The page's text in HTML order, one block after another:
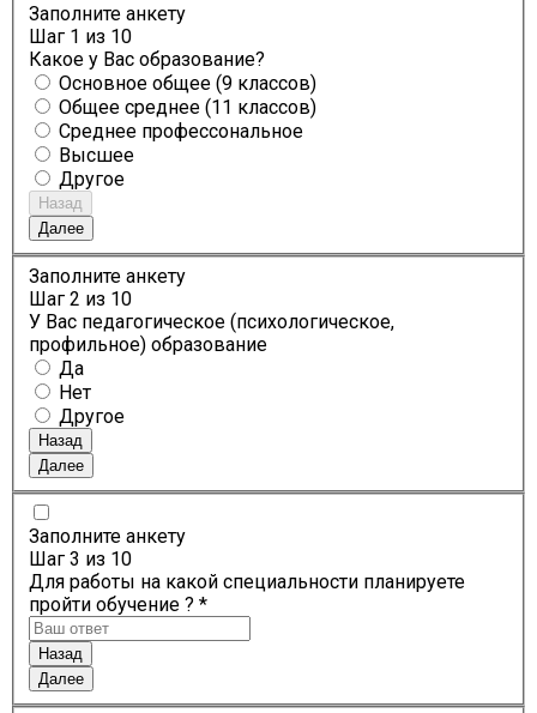
Заполните анкету
Шаг 1 из 10
Какое у Вас образование?
Основное общее (9 классов)
Общее среднее (11 классов)
Среднее профессональное
Высшее
Другое
Назад
Далее
Заполните анкету
Шаг 2 из 10
У Вас педагогическое (психологическое,
профильное) образование
Да
Нет
Другое
Назад
Далее
Заполните анкету
Шаг 3 из 10
Для работы на какой специальности планируете
пройти обучение ? *
Назад
Далее